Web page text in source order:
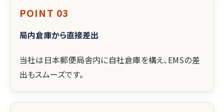
POINT 03
局内倉庫から直接差出
当社は日本郵便局舎内に自社倉庫を構え、EMSの差
出もスムーズです。